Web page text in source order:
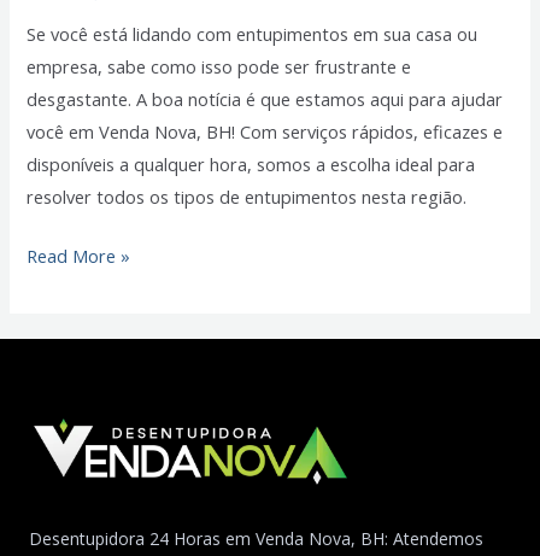
Se você está lidando com entupimentos em sua casa ou
empresa, sabe como isso pode ser frustrante e
desgastante. A boa notícia é que estamos aqui para ajudar
você em Venda Nova, BH! Com serviços rápidos, eficazes e
disponíveis a qualquer hora, somos a escolha ideal para
resolver todos os tipos de entupimentos nesta região.
Nova,
Read More »
Desentupidora 24 Horas em Venda Nova, BH: Atendemos